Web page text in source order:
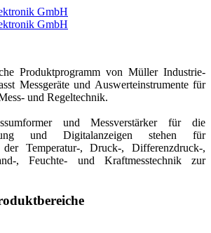
Produktprogramm von Müller Industrie-
Messgeräte und Auswerteinstrumente für
und Regeltechnik.
und Messverstärker für die
und Digitalanzeigen stehen für
der Temperatur-, Druck-, Differenzdruck-,
, Feuchte- und Kraftmesstechnik zur